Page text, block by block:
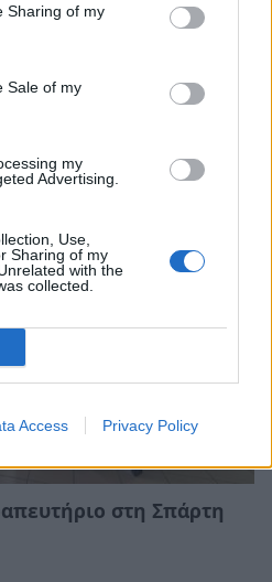
Sharing of my
Sale of my
my
Advertising.
Use,
Sharing of my
with the
collected.
Access Privacy Policy
«Χρόνος -
στη Σπάρτη